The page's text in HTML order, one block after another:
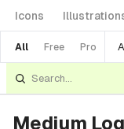
Icons
All Free Pro
Medium